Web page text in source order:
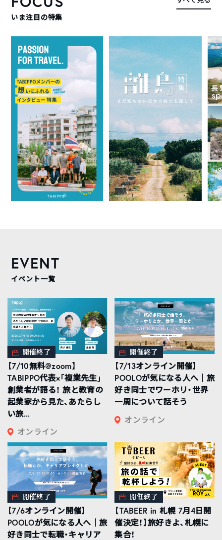
いま注目の特集
EVENT
イベント一覧
開催終了
【7/10無料@zoom】
TABIPPO代表×「複業先生」
創業者が語る！ 旅と教育の
起業家から見た、あたらし
い旅...
オンライン
開催終了
【7/13オンライン開催】
POOLOが気になる人へ｜旅
好き同士でワーホリ・世界
一周について話そう
オンライン
開催終了
【7/6オンライン開催】
POOLOが気になる人へ｜旅
好き同士で転職・キャリア
開催終了
【TABEER in 札幌 7月4日開
催決定！】旅好きよ、札幌に
集合！